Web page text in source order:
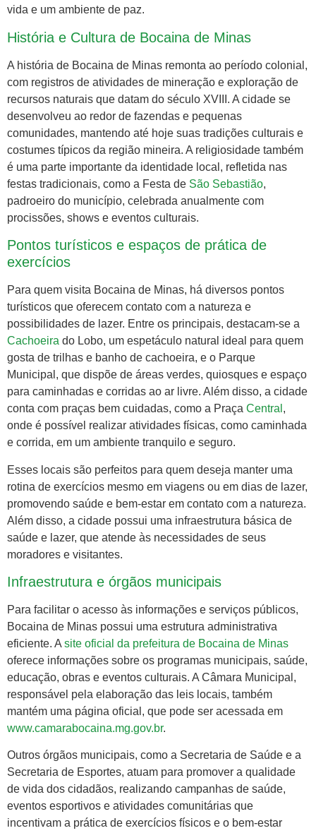
vida e um ambiente de paz.
História e Cultura de Bocaina de Minas
A história de Bocaina de Minas remonta ao período colonial,
com registros de atividades de mineração e exploração de
recursos naturais que datam do século XVIII. A cidade se
desenvolveu ao redor de fazendas e pequenas
comunidades, mantendo até hoje suas tradições culturais e
costumes típicos da região mineira. A religiosidade também
é uma parte importante da identidade local, refletida nas
festas tradicionais, como a Festa de São Sebastião,
padroeiro do município, celebrada anualmente com
procissões, shows e eventos culturais.
Pontos turísticos e espaços de prática de
exercícios
Para quem visita Bocaina de Minas, há diversos pontos
turísticos que oferecem contato com a natureza e
possibilidades de lazer. Entre os principais, destacam-se a
Cachoeira do Lobo, um espetáculo natural ideal para quem
gosta de trilhas e banho de cachoeira, e o Parque
Municipal, que dispõe de áreas verdes, quiosques e espaço
para caminhadas e corridas ao ar livre. Além disso, a cidade
conta com praças bem cuidadas, como a Praça Central ,
onde é possível realizar atividades físicas, como caminhada
e corrida, em um ambiente tranquilo e seguro.
Esses locais são perfeitos para quem deseja manter uma
rotina de exercícios mesmo em viagens ou em dias de lazer,
promovendo saúde e bem-estar em contato com a natureza.
Além disso, a cidade possui uma infraestrutura básica de
saúde e lazer, que atende às necessidades de seus
moradores e visitantes.
Infraestrutura e órgãos municipais
Para facilitar o acesso às informações e serviços públicos,
Bocaina de Minas possui uma estrutura administrativa
eficiente. A site oficial da prefeitura de Bocaina de Minas
oferece informações sobre os programas municipais, saúde,
educação, obras e eventos culturais. A Câmara Municipal,
responsável pela elaboração das leis locais, também
mantém uma página oficial, que pode ser acessada em
www.camarabocaina.mg.gov.br.
Outros órgãos municipais, como a Secretaria de Saúde e a
Secretaria de Esportes, atuam para promover a qualidade
de vida dos cidadãos, realizando campanhas de saúde,
eventos esportivos e atividades comunitárias que
incentivam a prática de exercícios físicos e o bem-estar